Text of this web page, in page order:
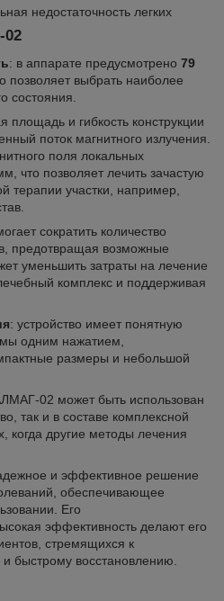
недостаточность легких
: в аппарате предусмотрено 79
позволяет выбрать наиболее
состояния.
площадь и гибкость конструкции
поток магнитного излучения.
поля локальных
что позволяет лечить зачастую
терапии участки, например,
сократить количество
предотвращая возможные
уменьшить затраты на лечение
комплекс и поддерживая
: устройство имеет понятную
одним нажатием,
размеры и небольшой
02 может быть использован
так и в составе комплексной
когда другие методы лечения
и эффективное решение
обеспечивающее
Его
эффективность делают его
стремящихся к
быстрому восстановлению.